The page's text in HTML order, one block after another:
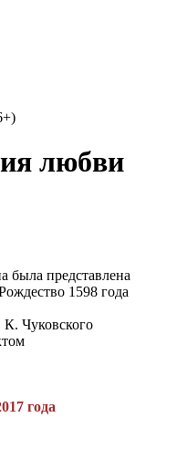
любви
была представлена
1598 года
Чуковского
года